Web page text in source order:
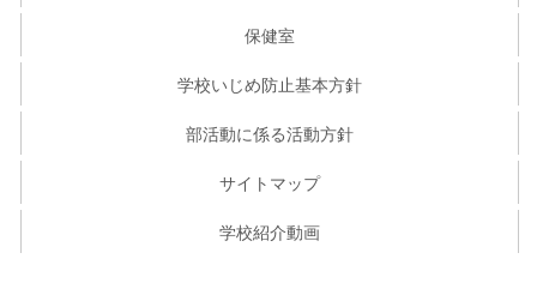
保健室
学校いじめ防止基本方針
部活動に係る活動方針
サイトマップ
学校紹介動画